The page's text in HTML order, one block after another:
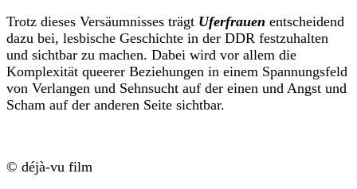
Trotz dieses Versäumnisses trägt Uferfrauen entscheidend
dazu bei, lesbische Geschichte in der DDR festzuhalten
und sichtbar zu machen. Dabei wird vor allem die
Komplexität queerer Beziehungen in einem Spannungsfeld
von Verlangen und Sehnsucht auf der einen und Angst und
Scham auf der anderen Seite sichtbar.
© déjà-vu film